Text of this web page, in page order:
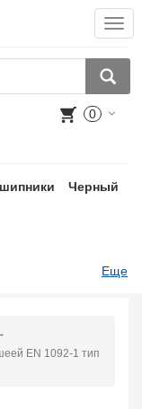
0
Черный
Еще
EN 1092-1 тип